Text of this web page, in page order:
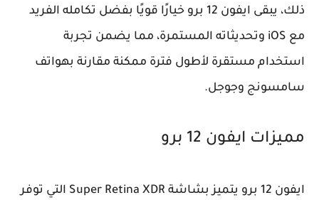
ذلك، يبقى ايفون 12 برو خيارًا قويًا بفضل تكامله الفريد
مع iOS وتحديثاته المستمرة، مما يضمن تجربة
استخدام مستقرة لأطول فترة ممكنة مقارنة بهواتف
سامسونج وجوجل.
مميزات ايفون 12 برو
ايفون 12 برو يتميز بشاشة Super Retina XDR التي توفر